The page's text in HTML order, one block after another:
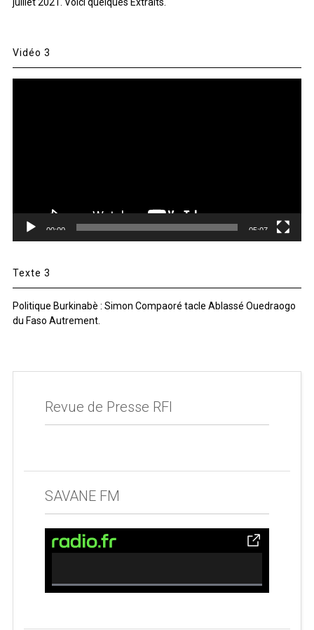
Vidéo 3
00:00 05:07
Texte 3
Politique Burkinabè : Simon Compaoré tacle Ablassé Ouedraogo
du Faso Autrement.
Revue de Presse RFI
SAVANE FM
0% Complete